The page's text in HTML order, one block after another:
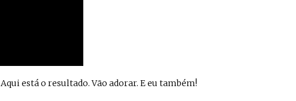
Aqui está o resultado. Vão adorar. E eu também!